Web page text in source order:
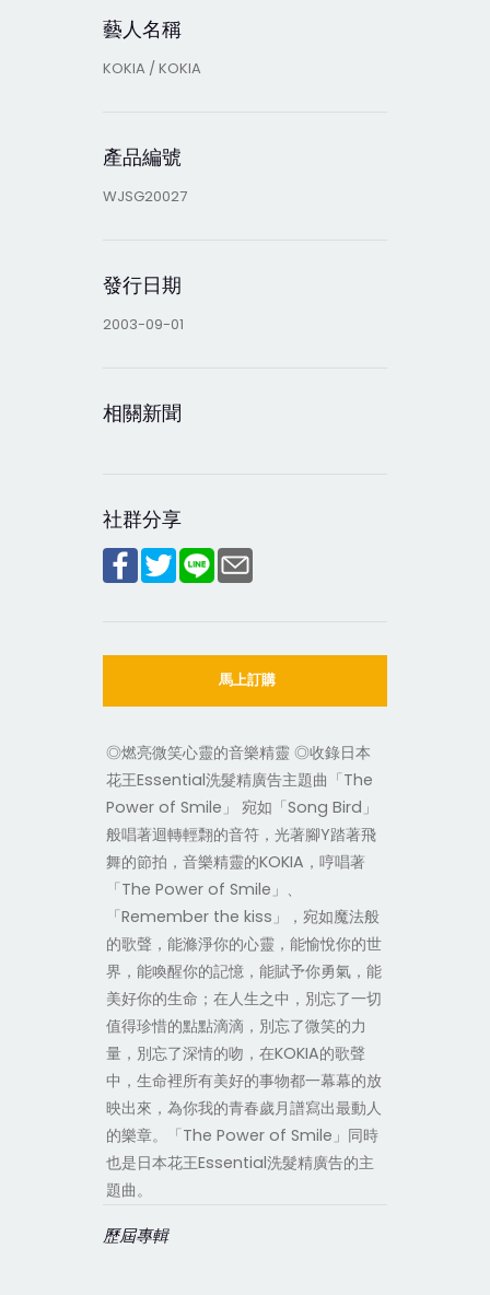
藝人名稱
KOKIA / KOKIA
產品編號
WJSG20027
發行日期
2003-09-01
相關新聞
社群分享
馬上訂購
◎燃亮微笑心靈的音樂精靈 ◎收錄日本
花王Essential洗髮精廣告主題曲「The
Power of Smile」 宛如「Song Bird」
般唱著迴轉輕翲的音符，光著腳Y踏著飛
舞的節拍，音樂精靈的KOKIA，哼唱著
「The Power of Smile」、
「Remember the kiss」，宛如魔法般
的歌聲，能滌淨你的心靈，能愉悅你的世
界，能喚醒你的記憶，能賦予你勇氣，能
美好你的生命；在人生之中，別忘了一切
值得珍惜的點點滴滴，別忘了微笑的力
量，別忘了深情的吻，在KOKIA的歌聲
中，生命裡所有美好的事物都一幕幕的放
映出來，為你我的青春歲月譜寫出最動人
的樂章。「The Power of Smile」同時
也是日本花王Essential洗髮精廣告的主
題曲。
歷屆專輯